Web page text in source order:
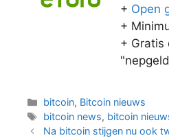
+ Open
+
+ Gratis
Categorieën
bitcoin, Bitcoin nieuws
Tags
bitcoin news, bitcoin
Berichtnavigatie
Na bitcoin stijgen nu ook